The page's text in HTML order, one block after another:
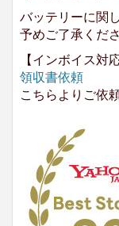
バッテリーに関
予めご了承くださ
【インボイス対
領収書依頼
こちらよりご依